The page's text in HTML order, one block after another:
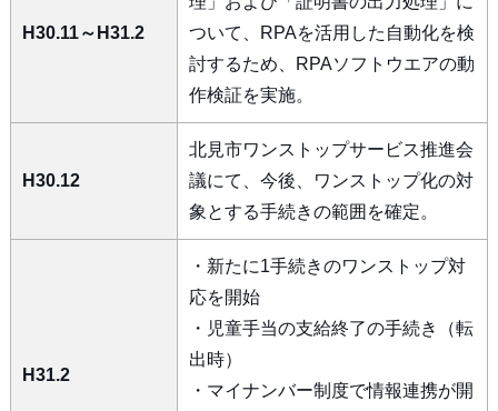
H30.11～H31.2
ついて、RPAを活用した自動化を検
討するため、RPAソフトウエアの動
作検証を実施。
H30.12
北見市ワンストップサービス推進会
議にて、今後、ワンストップ化の対
象とする手続きの範囲を確定。
H31.2
・新たに1手続きのワンストップ対
応を開始
・児童手当の支給終了の手続き（転
出時）
・マイナンバー制度で情報連携が開